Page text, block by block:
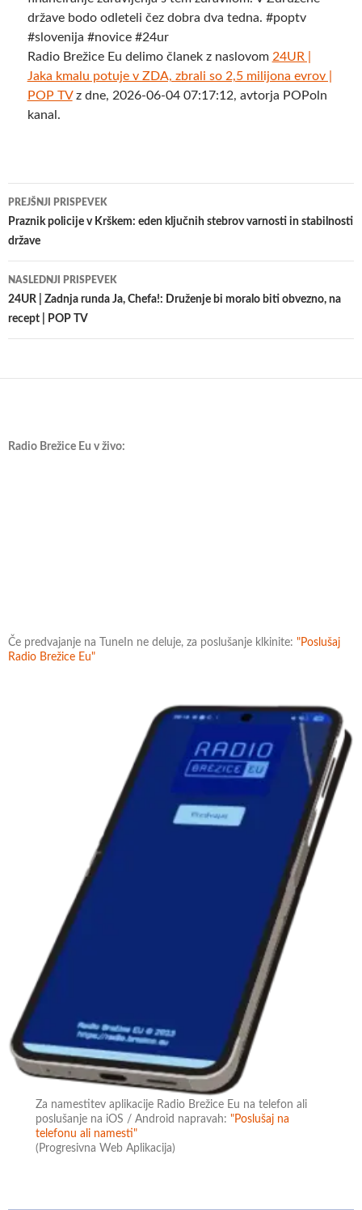
države bodo odleteli čez dobra dva tedna. #poptv
#slovenija #novice #24ur
Radio Brežice Eu delimo članek z naslovom 24UR |
Jaka kmalu potuje v ZDA, zbrali so 2,5 milijona evrov |
POP TVz dne, 2026-06-04 07:17:12, avtorja POPoln
kanal.
Krmarjenje
po
PREJŠNJI PRISPEVEK
Praznik policije v Krškem: eden ključnih stebrov varnosti in stabilnosti
države
NASLEDNJI PRISPEVEK
24UR | Zadnja runda Ja, Chefa!: Druženje bi moralo biti obvezno, na
recept | POP TV
Radio Brežice Eu v živo:
Če predvajanje na TuneIn ne deluje, za poslušanje klkinite: "Poslušaj
Radio Brežice Eu"
Za namestitev aplikacije Radio Brežice Eu na telefon ali
poslušanje na iOS / Android napravah:"Poslušaj na
telefonu ali namesti"
(Progresivna Web Aplikacija)